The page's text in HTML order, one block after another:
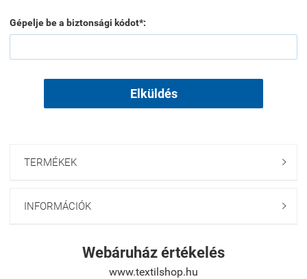
Gépelje be a biztonsági kódot*:
Elküldés
TERMÉKEK 
INFORMÁCIÓK 
Webáruház értékelés
www.textilshop.hu